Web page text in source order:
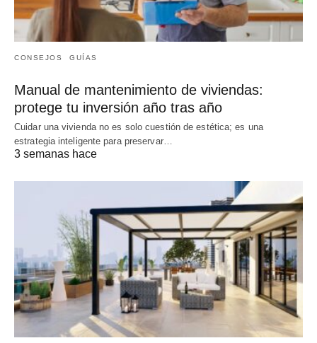
CONSEJOS GUÍAS
Manual de mantenimiento de viviendas:
protege tu inversión año tras año
Cuidar una vivienda no es solo cuestión de estética; es una
estrategia inteligente para preservar…
3 semanas hace